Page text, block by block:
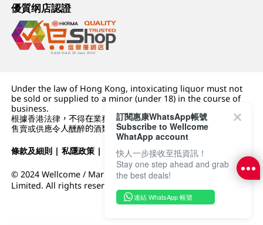
優質纲店認證
Under the law of Hong Kong, intoxicating liquor must not
be sold or supplied to a minor (under 18) in the course of
business.
根據香港法律，不得在業務過程中，向未成年人 (18 歲以下人士)
售賣或供應令人醺醉的酒類。
條款及細則 |私隱政策 | DFI零售集團
© 2024 Wellcome / Market Place. The Dairy Farm Company
Limited. All rights reserved.
訂閱惠康WhatsApp帳號
Subscribe to Wellcome
WhatApp account
快人一步接收至抵資訊！
Stay one step ahead and grab
the best deals!
連結 WhatsApp 帳號